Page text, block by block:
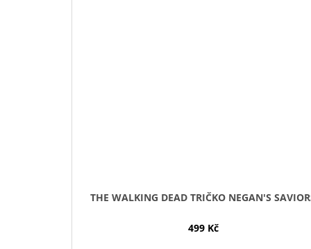
THE WALKING DEAD TRIČKO NEGAN'S
499 Kč